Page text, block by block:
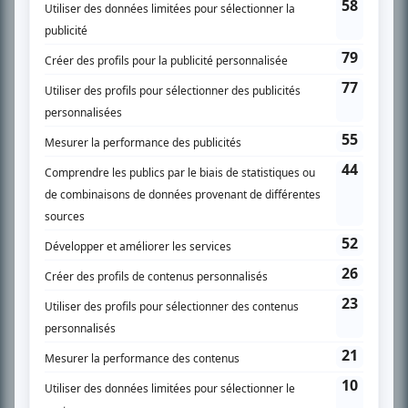
SUR LE RÉSEAU BIZZ MÉDIA
PLAN DU SITE
Accueil
Liste des oeuvres
Recherche avancée
À propos
Nous contacter
Termes et conditions
Politique de confidentialité
Gestion du consentement